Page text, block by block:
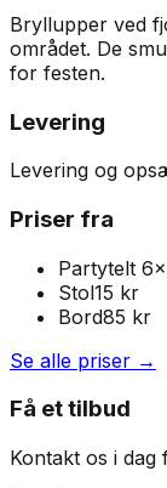
Bryllupper ved
området. De
for festen.
Levering
Levering og
Priser fra
Partytelt
Stol15 kr
Bord85 kr
Se alle priser →
Få et tilbud
Kontakt os i